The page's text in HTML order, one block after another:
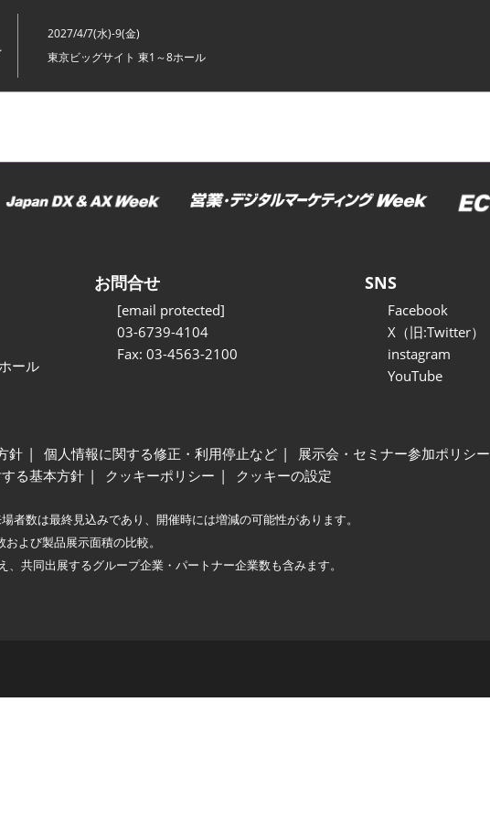
2027/4/7(水)-9(金)
東京ビッグサイト 東1～8ホール
ール
お問合せ
[email protected]
03-6739-4104
Fax: 03-4563-2100
SNS
Facebook
X（旧:Twitter）
instagram
YouTube
針 個人情報に関する修正・利用停止など 展示会・セミナー参加ポリシー
る基本方針
クッキーポリシー クッキーの設定
者数は最終見込みであり、開催時には増減の可能性があります。
よび製品展示面積の比較。
共同出展するグループ企業・パートナー企業数も含みます。